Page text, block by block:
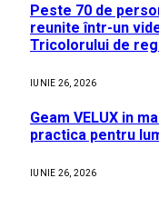
Peste 70 de
reunite într-un
Tricolorului de
IUNIE 26, 2026
Geam VELUX in
practica pentru
IUNIE 26, 2026